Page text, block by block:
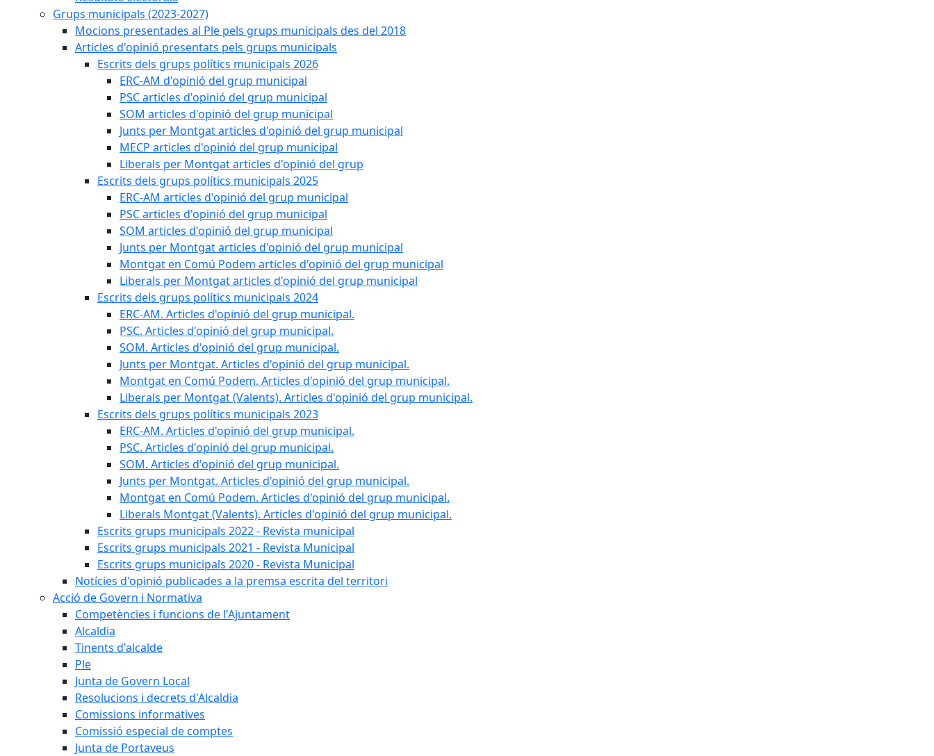
Grups municipals (2023-2027)
Mocions presentades al Ple pels grups municipals des del 2018
Articles d'opinió presentats pels grups municipals
Escrits dels grups polítics municipals 2026
ERC-AM d'opinió del grup municipal
PSC articles d'opinió del grup municipal
SOM articles d'opinió del grup municipal
Junts per Montgat articles d'opinió del grup municipal
MECP articles d'opinió del grup municipal
Liberals per Montgat articles d'opinió del grup
Escrits dels grups polítics municipals 2025
ERC-AM articles d'opinió del grup municipal
PSC articles d'opinió del grup municipal
SOM articles d'opinió del grup municipal
Junts per Montgat articles d'opinió del grup municipal
Montgat en Comú Podem articles d'opinió del grup municipal
Liberals per Montgat articles d'opinió del grup municipal
Escrits dels grups polítics municipals 2024
ERC-AM. Articles d'opinió del grup municipal.
PSC. Articles d'opinió del grup municipal.
SOM. Articles d'opinió del grup municipal.
Junts per Montgat. Articles d'opinió del grup municipal.
Montgat en Comú Podem. Articles d'opinió del grup municipal.
Liberals per Montgat (Valents). Articles d'opinió del grup municipal.
Escrits dels grups polítics municipals 2023
ERC-AM. Articles d'opinió del grup municipal.
PSC. Articles d'opinió del grup municipal.
SOM. Articles d'opinió del grup municipal.
Junts per Montgat. Articles d'opinió del grup municipal.
Montgat en Comú Podem. Articles d'opinió del grup municipal.
Liberals Montgat (Valents). Articles d'opinió del grup municipal.
Escrits grups municipals 2022 - Revista municipal
Escrits grups municipals 2021 - Revista Municipal
Escrits grups municipals 2020 - Revista Municipal
Notícies d'opinió publicades a la premsa escrita del territori
Acció de Govern i Normativa
Competències i funcions de l'Ajuntament
Alcaldia
Tinents d'alcalde
Ple
Junta de Govern Local
Resolucions i decrets d'Alcaldia
Comissions informatives
Comissió especial de comptes
Junta de Portaveus